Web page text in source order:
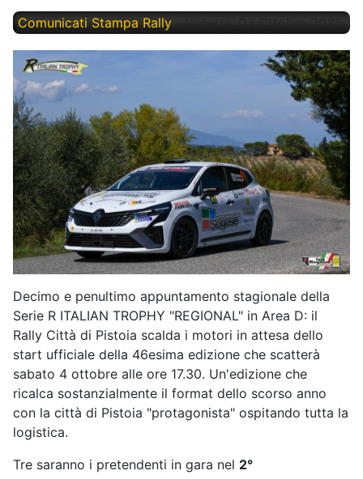
Comunicati Stampa Rally Venerdì, 03 Ottobre 2025
Decimo e penultimo appuntamento stagionale della
Serie R ITALIAN TROPHY "REGIONAL" in Area D: il
Rally Città di Pistoia scalda i motori in attesa dello
start ufficiale della 46esima edizione che scatterà
sabato 4 ottobre alle ore 17.30. Un'edizione che
ricalca sostanzialmente il format dello scorso anno
con la città di Pistoia "protagonista" ospitando tutta la
logistica.
Tre saranno i pretendenti in gara nel 2°